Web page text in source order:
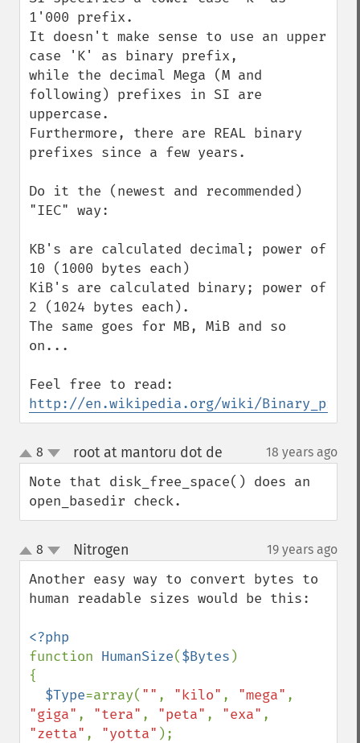
1'000 prefix.
It doesn't make sense to use an upper
case 'K' as binary prefix,
while the decimal Mega (M and
following) prefixes in SI are
uppercase.
Furthermore, there are REAL binary
prefixes since a few years.
Do it the (newest and recommended)
"IEC" way:
KB's are calculated decimal; power of
10 (1000 bytes each)
KiB's are calculated binary; power of
2 (1024 bytes each).
The same goes for MB, MiB and so
on...
http://en.wikipedia.org/wiki/
up
down
8 root at mantoru dot de 18 years ago
Note that disk_free_space() does an
open_basedir check.
up
down
8 Nitrogen 19 years ago
Another easy way to convert bytes to
human readable sizes would be this:
function HumanSize($Bytes )
{
$Type=array( "" , "kilo" , "mega"
"giga" , "tera" , "peta" , "exa"
"zetta" , "yotta" );